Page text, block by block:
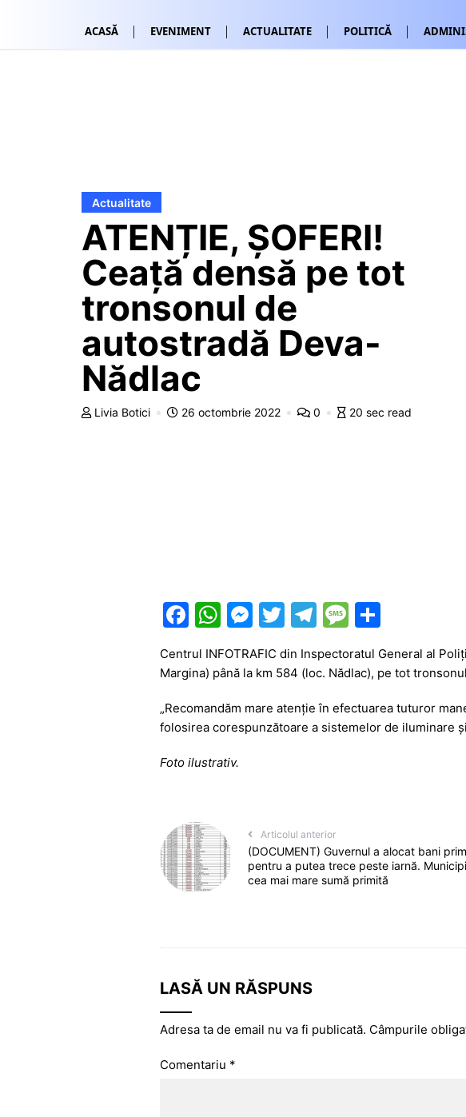
ACASĂ EVENIMENT ACTUALITATE POLITICĂ
Actualitate
ATENȚIE, ȘOFERI!
Ceață densă pe tot
tronsonul de
autostradă Deva-
Nădlac
Livia Botici 26 octombrie 2022 0 20 sec read
F
c
b
o
o
W
at
A
p
p
M
s
e
n
T
w
itt
T
e
a
m
M
s
a
g
P
ta
a
z
Centrul INFOTRAFIC din Inspectoratul General al
Margina) până la km 584 (loc. Nădlac), pe tot
„Recomandăm mare atenție în efectuarea tuturor
folosirea corespunzătoare a sistemelor de iluminare
Foto ilustrativ.
Articolul anterior
(DOCUMENT) Guvernul a alocat bani
pentru a putea trece peste iarnă.
cea mai mare sumă primită
LASĂ UN RĂSPUNS
Adresa ta de email nu va fi publicată. Câmpurile
Comentariu *